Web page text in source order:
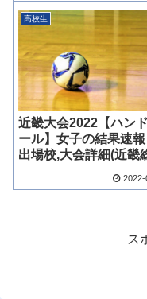
高校生
近畿大会2022【ハン
ール】女子の結果速報
出場校,大会詳細(近畿
2022-
ス